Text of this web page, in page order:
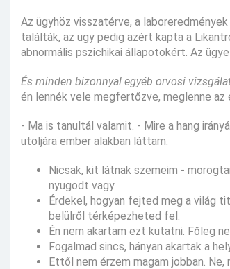
Az ügyhöz visszatérve, a
találták, az ügy pedig azért kapta a
abnormális pszichikai állapotokért. Az
És minden bizonnyal egyéb orvosi
én lennék vele megfertőzve, meglenne az
- Ma is tanultál valamit. - Mire a hang
utoljára ember alakban láttam.
Nicsak, kit látnak szemeim -
nyugodt vagy.
Érdekel, hogyan fejted meg a világ
belülről térképezheted fel.
Én nem akartam ezt kutatni. Főleg
Fogalmad sincs, hányan akartak a
Ettől nem érzem magam jobban.